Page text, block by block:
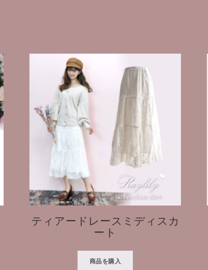
ティアードレースミディスカ
ート
商品を購入